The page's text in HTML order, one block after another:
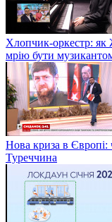
Хлопчик-оркестр: як
мрію бути
Нова криза в Європі:
Туреччина